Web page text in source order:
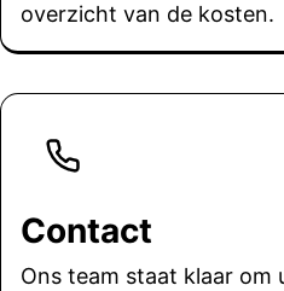
overzicht van de kosten.
Contact
Ons team staat klaar om